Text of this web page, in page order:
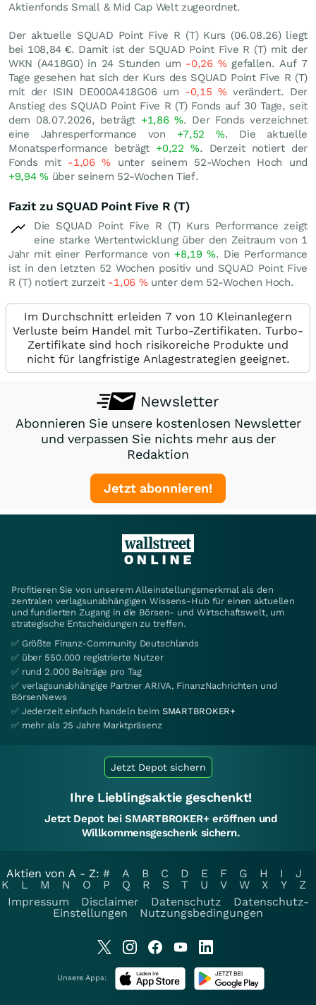
Aktienfonds Small & Mid Cap Welt zugeordnet.
Der aktuelle SQUAD Point Five R (T) Kurs (06.08.26) liegt
bei 108,84 €. Damit ist der SQUAD Point Five R (T) mit der
WKN (A418G0) in 24 Stunden um -0,26 %gefallen. Auf 7
Tage gesehen hat sich der Kurs des SQUAD Point Five R (T)
mit der ISIN DE000A418G06 um -0,15 %verändert. Der
Anstieg des SQUAD Point Five R (T) Fonds auf 30 Tage, seit
dem 08.07.2026, beträgt +1,86%. Der Fonds verzeichnet
eine Jahresperformance von +7,52%. Die aktuelle
Monatsperformance beträgt +0,22 %. Derzeit notiert der
Fonds mit -1,06% unter seinem 52-Wochen Hoch und
+9,94%über seinem 52-Wochen Tief.
Fazit zu SQUAD Point Five R (T)
Die SQUAD Point Five R (T) Kurs Performance zeigt
eine starke Wertentwicklung über den Zeitraum von 1
Jahr mit einer Performance von +8,19%. Die Performance
ist in den letzten 52 Wochen positiv und SQUAD Point Five
R (T) notiert zurzeit -1,06 %unter dem 52-Wochen Hoch.
Im Durchschnitt erleiden 7 von 10 Kleinanlegern
Verluste beim Handel mit Turbo-Zertifikaten. Turbo-
Zertifikate sind hoch risikoreiche Produkte und
nicht für langfristige Anlagestrategien geeignet.
Newsletter
Abonnieren Sie unsere kostenlosen Newsletter
und verpassen Sie nichts mehr aus der
Redaktion
Jetzt abonnieren!
Profitieren Sie von unserem Alleinstellungsmerkmal als den
zentralen verlagsunabhängigen Wissens-Hub für einen aktuellen
und fundierten Zugang in die Börsen- und Wirtschaftswelt, um
strategische Entscheidungen zu treffen.
✅ Größte Finanz-Community Deutschlands
✅ über 550.000 registrierte Nutzer
✅ rund 2.000 Beiträge pro Tag
✅ verlagsunabhängige Partner ARIVA, FinanzNachrichten und
BörsenNews
✅ Jederzeit einfach handeln beim SMARTBROKER+
✅ mehr als 25 Jahre Marktpräsenz
Jetzt Depot sichern
Ihre Lieblingsaktie geschenkt!
Jetzt Depot bei SMARTBROKER+ eröffnen und
Willkommensgeschenk sichern.
Aktien von A - Z: # A B C D E F G H I
J
K
L M N O P Q R S T U V W X Y
Z
Impressum
Disclaimer Datenschutz
Datenschutz-
Einstellungen
Nutzungsbedingungen
Unsere Apps: